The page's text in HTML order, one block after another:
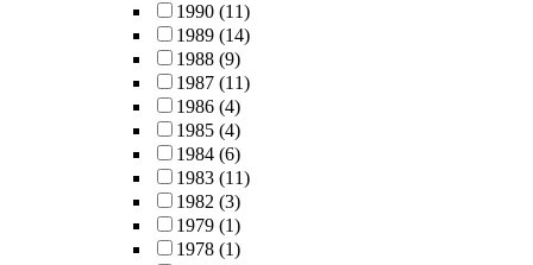
1990 (11)
1989 (14)
1988 (9)
1987 (11)
1986 (4)
1985 (4)
1984 (6)
1983 (11)
1982 (3)
1979 (1)
1978 (1)